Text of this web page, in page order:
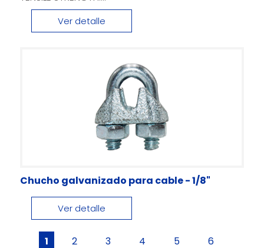
Ver detalle
Chucho galvanizado para cable - 1/8"
Ver detalle
1 2 3 4 5
6